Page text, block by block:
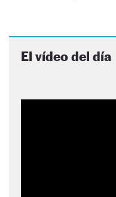
El vídeo del día